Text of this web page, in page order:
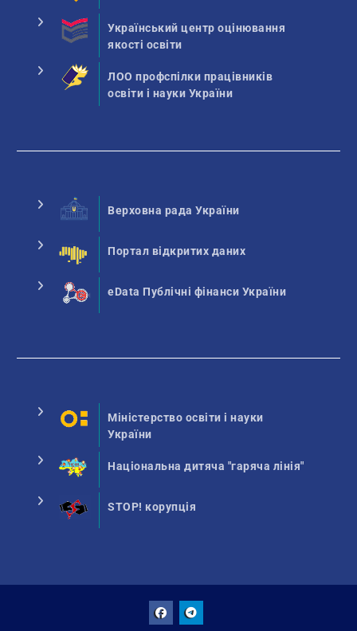
Український центр оцінювання
якості освіти
ЛОО профспілки працівників
освіти і науки України
Верховна рада України
Портал відкритих даних
eData Публічні фінанси України
Міністерство освіти і науки
України
Національна дитяча "гаряча лінія"
STOP! корупція